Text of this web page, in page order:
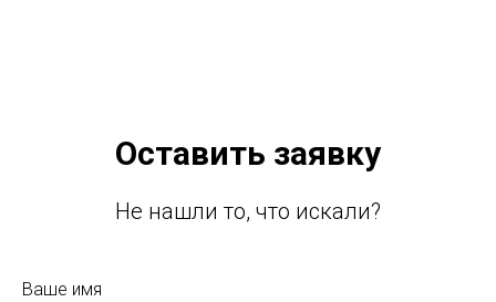
Оставить заявку
Не нашли то, что искали?
Ваше имя